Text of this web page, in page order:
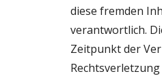
diese fremden
verantwortlich.
Zeitpunkt der